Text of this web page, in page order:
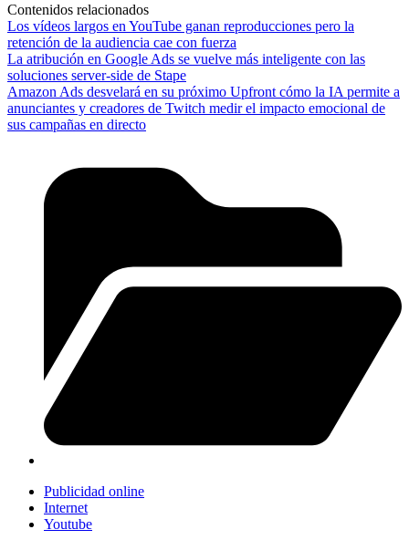
Contenidos relacionados
Los vídeos largos en YouTube ganan reproducciones pero la
retención de la audiencia cae con fuerza
La atribución en Google Ads se vuelve más inteligente con las
soluciones server-side de Stape
Amazon Ads desvelará en su próximo Upfront cómo la IA permite a
anunciantes y creadores de Twitch medir el impacto emocional de
sus campañas en directo
Publicidad online
Internet
Youtube